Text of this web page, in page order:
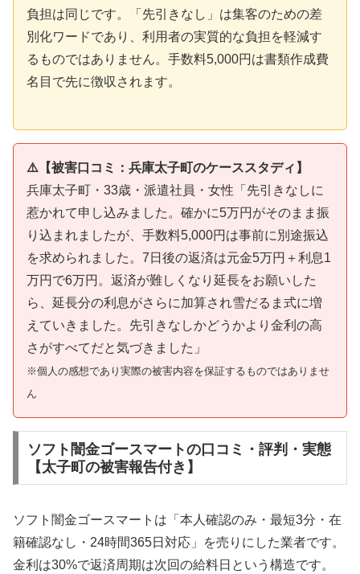
負担は同じです。「先引きなし」は集客のための差
別化ワードであり、利用者の実質的な負担を軽減す
るものではありません。手数料5,000円は書類作成費
名目で先に徴収されます。
⚠️【被害口コミ：兵庫太子町のケーススタディ】
兵庫太子町・33歳・派遣社員・女性「先引きなしに
惹かれて申し込みました。確かに5万円がそのまま振
り込まれましたが、手数料5,000円は事前に別途振込
を求められました。7日後の返済は元金5万円＋利息1
万円で6万円。返済が難しくなり延長をお願いした
ら、延長分の利息がさらに加算され雪だるま式に増
えていきました。先引きなしかどうかより金利の高
さがすべてだと気づきました」
※個人の感想であり実際の被害内容を保証するものではありませ
ん
ソフト闇金ゴースマートの口コミ・評判・実態
【太子町の被害報告付き】
ソフト闇金ゴースマートは「本人確認のみ・最短3分・在
籍確認なし・24時間365日対応」を売りにした業者です。
金利は30%で返済周期は次回の給料日という構造です。